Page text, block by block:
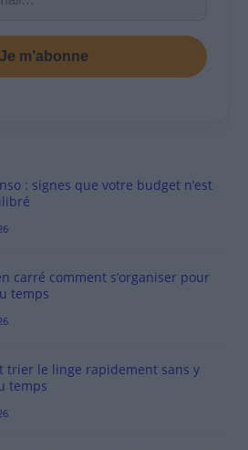
Je m’abonne
: signes que votre budget n’est
carré comment s’organiser pour
temps
trier le linge rapidement sans y
temps